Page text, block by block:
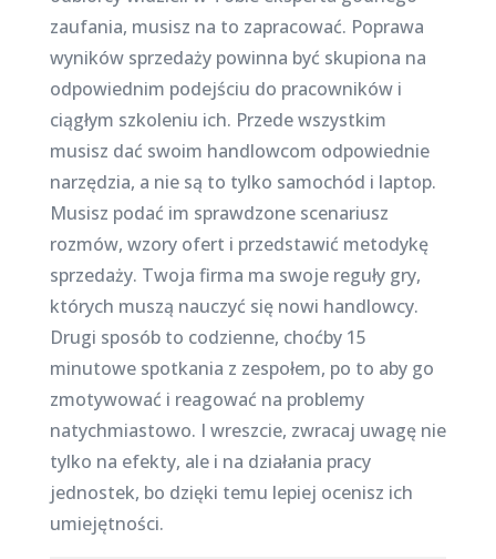
zaufania, musisz na to zapracować. Poprawa
wyników sprzedaży powinna być skupiona na
odpowiednim podejściu do pracowników i
ciągłym szkoleniu ich. Przede wszystkim
musisz dać swoim handlowcom odpowiednie
narzędzia, a nie są to tylko samochód i laptop.
Musisz podać im sprawdzone scenariusz
rozmów, wzory ofert i przedstawić metodykę
sprzedaży. Twoja firma ma swoje reguły gry,
których muszą nauczyć się nowi handlowcy.
Drugi sposób to codzienne, choćby 15
minutowe spotkania z zespołem, po to aby go
zmotywować i reagować na problemy
natychmiastowo. I wreszcie, zwracaj uwagę nie
tylko na efekty, ale i na działania pracy
jednostek, bo dzięki temu lepiej ocenisz ich
umiejętności.